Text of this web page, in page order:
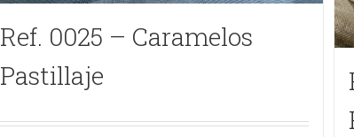
Ref. 0025 – Caramelos
Pastillaje